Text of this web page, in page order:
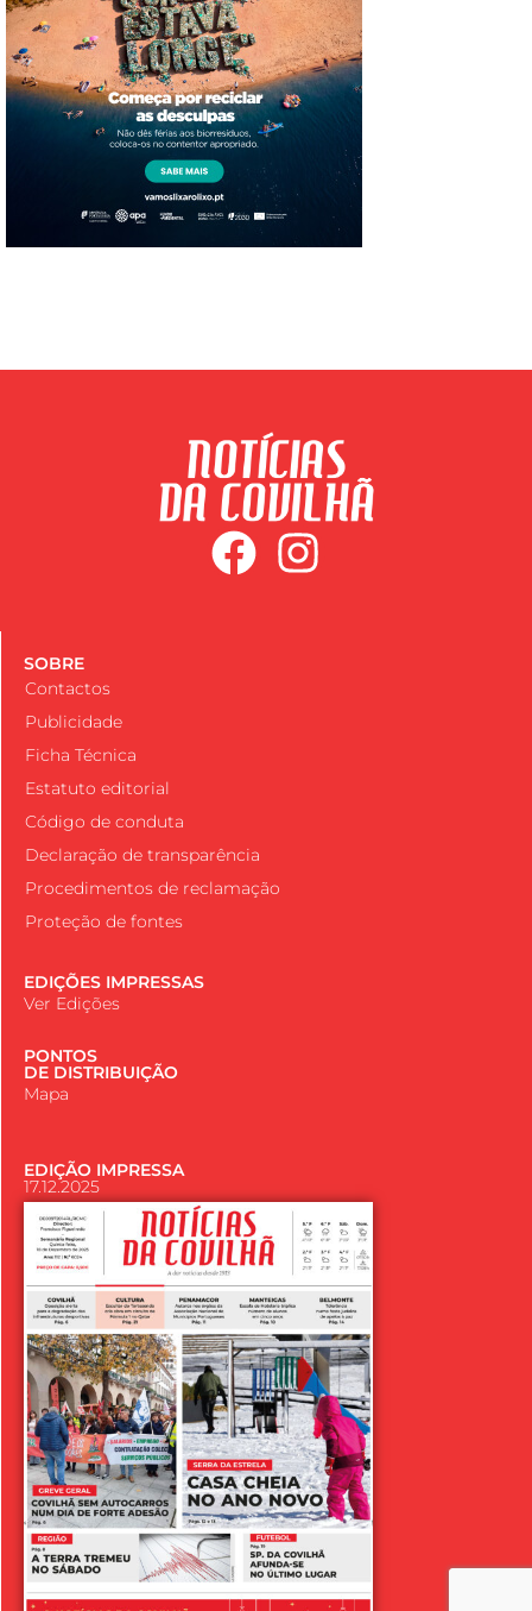
SOBRE
Contactos
Publicidade
Ficha Técnica
Estatuto editorial
Código de conduta
Declaração de transparência
Procedimentos de reclamação
Proteção de fontes
EDIÇÕES IMPRESSAS
Ver Edições
PONTOS
DE DISTRIBUIÇÃO
Mapa
EDIÇÃO IMPRESSA
17.12.2025